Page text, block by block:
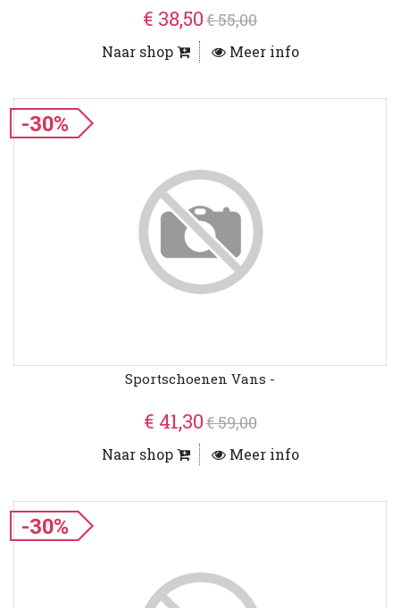
€ 38,50€ 55,00
Naar shop Meer info
-30%
Sportschoenen Vans -
€ 41,30€ 59,00
Naar shop Meer info
-30%